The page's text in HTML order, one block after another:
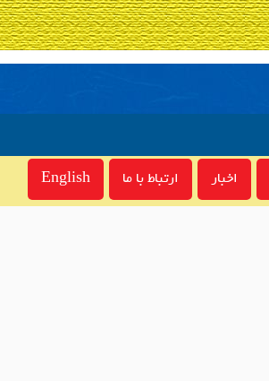
اخبار ارتباط با ما English